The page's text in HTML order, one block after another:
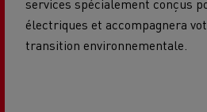
services spécialement conçus
électriques et accompagnera
transition environnementale.